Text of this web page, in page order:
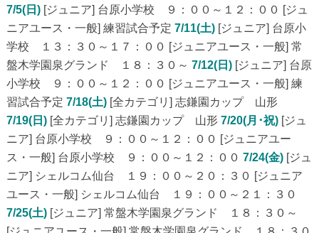
7/5(日)[ジュニア] 台原小学校 ９：００～１２：００ [ジュ
ニアユース・一般] 練習試合予定 7/11(土)[ジュニア] 台原小
学校 １３：３０～１７：００ [ジュニアユース・一般] 常
盤木学園泉グランド １８：３０～ 7/12(日)[ジュニア] 台原
小学校 ９：００～１２：００ [ジュニアユース・一般] 練
習試合予定 7/18(土)[全カテゴリ] 志鎌園カップ 山形
7/19(日)[全カテゴリ] 志鎌園カップ 山形 7/20(月･祝)[ジュ
ニア] 台原小学校 ９：００～１２：００ [ジュニアユー
ス・一般] 台原小学校 ９：００～１２：００ 7/24(金)[ジュ
ニア] シェルコム仙台 １９：００～２０：３０ [ジュニア
ユース・一般] シェルコム仙台 １９：００～２１：３０
7/25(土)[ジュニア] 常盤木学園泉グランド １８：３０～